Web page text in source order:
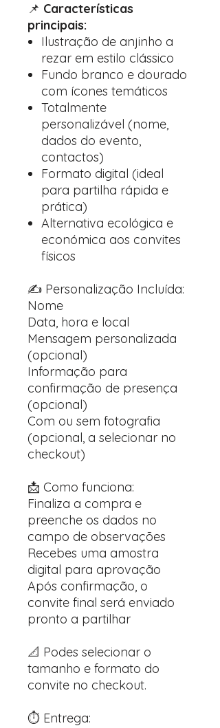
📌 Características
principais:
Ilustração de anjinho a
rezar em estilo clássico
Fundo branco e dourado
com ícones temáticos
Totalmente
personalizável (nome,
dados do evento,
contactos)
Formato digital (ideal
para partilha rápida e
prática)
Alternativa ecológica e
económica aos convites
físicos
✍️ Personalização Incluída:
Nome
Data, hora e local
Mensagem personalizada
(opcional)
Informação para
confirmação de presença
(opcional)
Com ou sem fotografia
(opcional, a selecionar no
checkout)
📩 Como funciona:
Finaliza a compra e
preenche os dados no
campo de observações
Recebes uma amostra
digital para aprovação
Após confirmação, o
convite final será enviado
pronto a partilhar
📐 Podes selecionar o
tamanho e formato do
convite no checkout.
⏱️ Entrega: